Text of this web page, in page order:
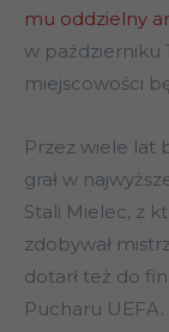
mu oddzielny
w październiku
miejscowości
Przez wiele lat
grał w
Stali Mielec, z
zdobywał
dotarł też do
Pucharu UEFA.